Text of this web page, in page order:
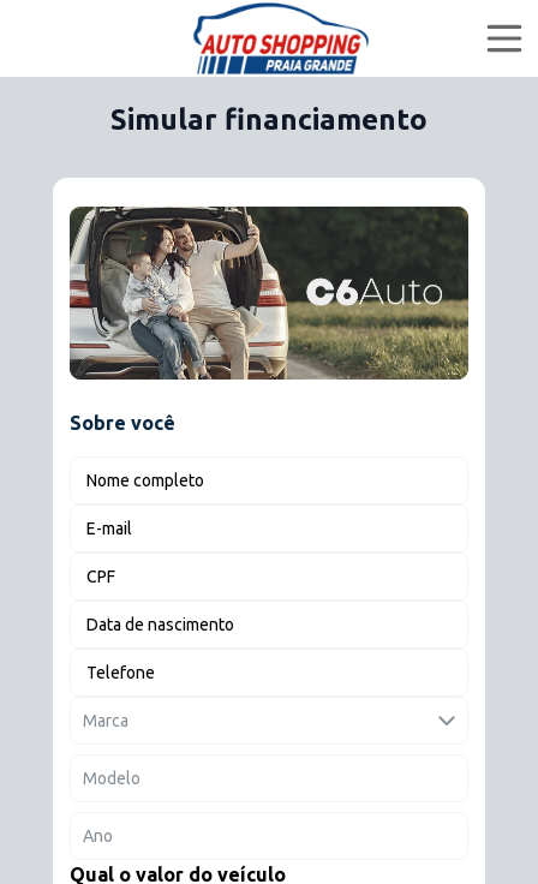
Ofertas
Lojas
Financiar
Quem Somos
Simular financiamento
Sobre você
Nome completo
E-mail
CPF
Data de nascimento
Telefone
Marca
Modelo
Ano
Qual o valor do veículo